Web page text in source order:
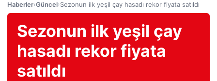
Haberler›Güncel›Sezonun ilk yeşil çay hasadı rekor fiyata satıldı
Sezonun ilk yeşil çay
hasadı rekor fiyata
satıldı